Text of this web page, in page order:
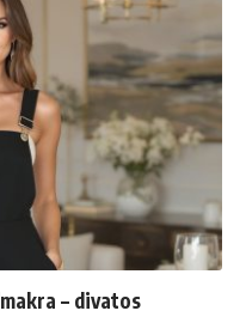
– divatos